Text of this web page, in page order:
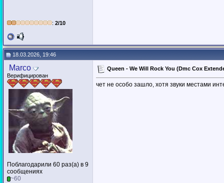
: 2/10
18.03.2026, 19:46
Marco
Верифицирован
Поблагодарили 60 раз(а) в 9
сообщениях
~60
Queen - We Will Rock You (Dmc Cox
чет не особо зашло, хотя звуки местами